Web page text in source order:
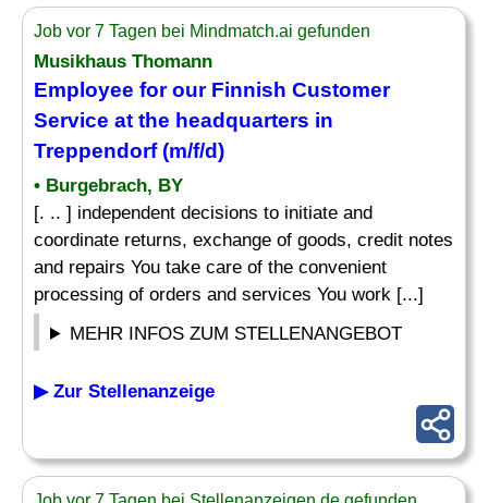
Job vor 7 Tagen bei Mindmatch.ai gefunden
Musikhaus Thomann
Employee for our Finnish Customer
Service at the headquarters in
Treppendorf (m/f/d)
• Burgebrach, BY
[. .. ] independent decisions to initiate and
coordinate returns, exchange of goods, credit notes
and repairs You take care of the convenient
processing of orders and services You work [...]
MEHR INFOS ZUM STELLENANGEBOT
▶ Zur Stellenanzeige